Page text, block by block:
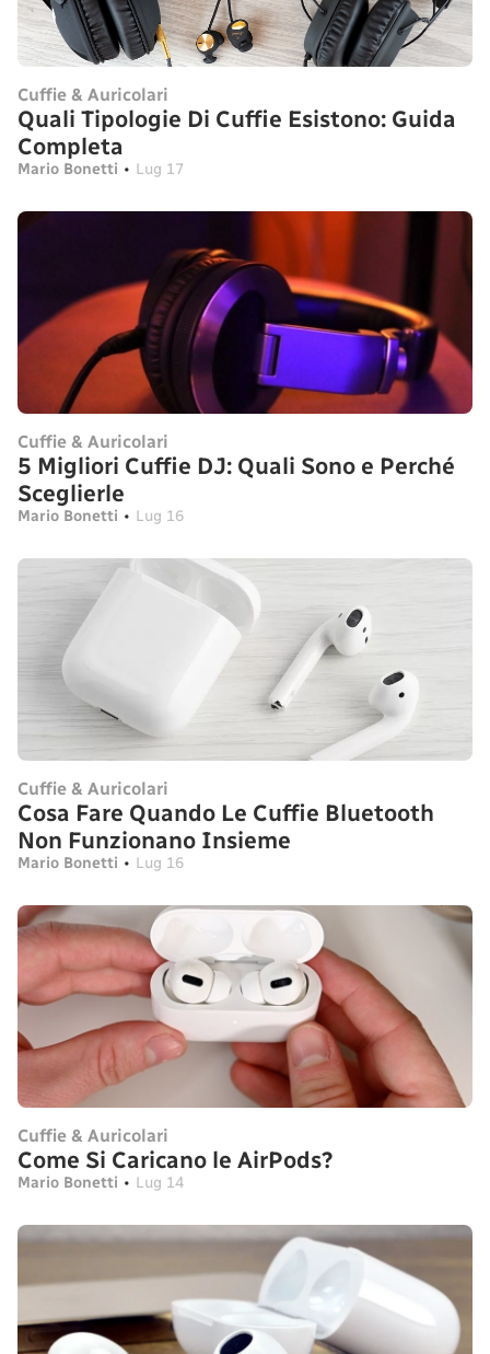
Cuffie & Auricolari
Quali Tipologie Di Cuffie Esistono: Guida
Completa
Mario Bonetti • Lug 17
Cuffie & Auricolari
5 Migliori Cuffie DJ: Quali Sono e Perché
Sceglierle
Mario Bonetti • Lug 16
Cuffie & Auricolari
Cosa Fare Quando Le Cuffie Bluetooth
Non Funzionano Insieme
Mario Bonetti • Lug 16
Cuffie & Auricolari
Come Si Caricano le AirPods?
Mario Bonetti • Lug 14